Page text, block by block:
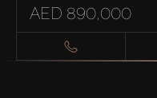
AED 890,000